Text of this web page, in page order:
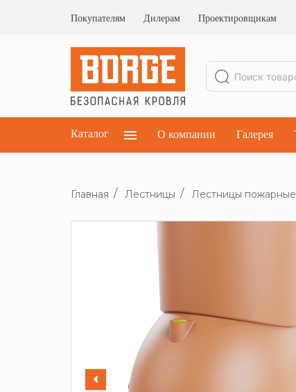
Покупателям Дилерам Проектировщикам
Каталог
Ограждения парапетные
О компании Галерея
Главная Лестницы Лестницы пожарные